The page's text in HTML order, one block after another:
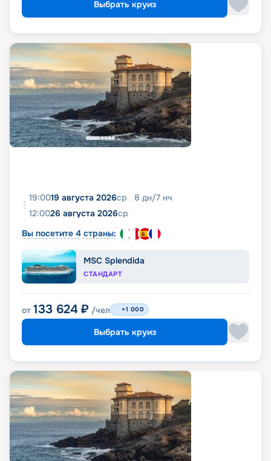
Выбрать круиз
19:0019 августа 2026ср 8 дн/7 нч
12:0026 августа 2026ср
Вы посетите 4 страны:
MSC Splendida
СТАНДАРТ
от 133 624 ₽ /чел +1 000
Выбрать круиз